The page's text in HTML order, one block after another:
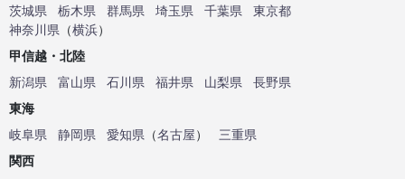
茨城県
栃木県 群馬県 埼玉県 千葉県
東京都
神奈川県 （横浜）
甲信越・北陸
新潟県
富山県 石川県 福井県 山梨県
長野県
東海
岐阜県
静岡県 愛知県 （名古屋）
三重県
関西